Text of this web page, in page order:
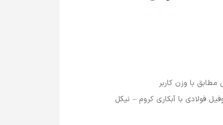
مطابق با وزن کاربر
فولادی با آبکاری کروم – نیکل